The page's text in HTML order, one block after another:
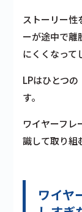
ストーリー性
ーが途中で離
にくくなって
LPはひとつ
す。
ワイヤーフレ
識して取り組
ワイヤ